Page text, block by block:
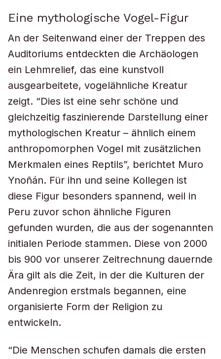
Eine mythologische Vogel-Figur
An der Seitenwand einer der Treppen des
Auditoriums entdeckten die Archäologen
ein Lehmrelief, das eine kunstvoll
ausgearbeitete, vogelähnliche Kreatur
zeigt. “Dies ist eine sehr schöne und
gleichzeitig faszinierende Darstellung einer
mythologischen Kreatur – ähnlich einem
anthropomorphen Vogel mit zusätzlichen
Merkmalen eines Reptils”, berichtet Muro
Ynoñán. Für ihn und seine Kollegen ist
diese Figur besonders spannend, weil in
Peru zuvor schon ähnliche Figuren
gefunden wurden, die aus der sogenannten
initialen Periode stammen. Diese von 2000
bis 900 vor unserer Zeitrechnung dauernde
Ära gilt als die Zeit, in der die Kulturen der
Andenregion erstmals begannen, eine
organisierte Form der Religion zu
entwickeln.
“Die Menschen schufen damals die ersten